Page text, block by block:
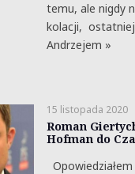
temu, ale nigdy
kolacji,
Andrzejem »
15 listopada 2020
Roman
Hofman do